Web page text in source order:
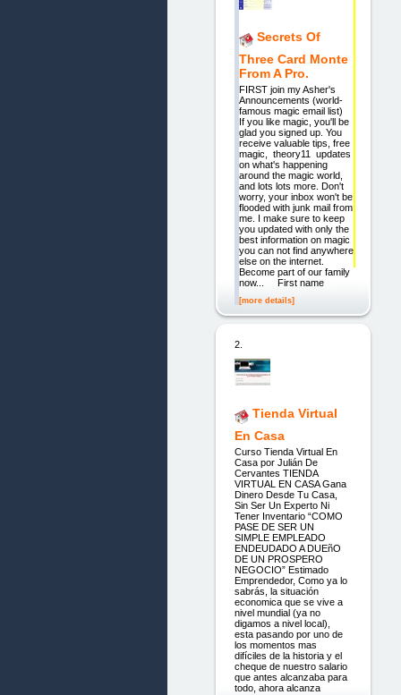
Secrets Of
Three Card Monte
From A Pro.
FIRST join my Asher's
Announcements (world-
famous magic email list)
If you like magic, you'll be
glad you signed up. You
receive valuable tips, free
magic, theory11 updates
on what's happening
around the magic world,
and lots lots more. Don't
worry, your inbox won't be
flooded with junk mail from
me. I make sure to keep
you updated with only the
best information on magic
you can not find anywhere
else on the internet.
Become part of our family
now... First name
[more details]
2.
Tienda Virtual
En Casa
Curso Tienda Virtual En
Casa por Julián De
Cervantes TIENDA
VIRTUAL EN CASA Gana
Dinero Desde Tu Casa,
Sin Ser Un Experto Ni
Tener Inventario “COMO
PASE DE SER UN
SIMPLE EMPLEADO
ENDEUDADO A DUEñO
DE UN PROSPERO
NEGOCIO” Estimado
Emprendedor, Como ya lo
sabrás, la situación
economica que se vive a
nivel mundial (ya no
digamos a nivel local),
esta pasando por uno de
los momentos mas
difíciles de la historia y el
cheque de nuestro salario
que antes alcanzaba para
todo, ahora alcanza